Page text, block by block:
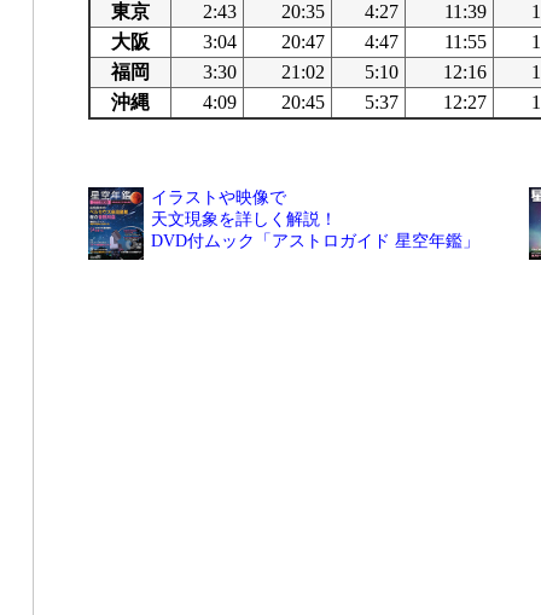
東京
2:43 20:35 4:27 11:39
大阪
3:04 20:47 4:47 11:55
福岡
3:30 21:02 5:10 12:16
沖縄
4:09 20:45 5:37 12:27
イラストや映像で
天文現象を詳しく解説！
DVD付ムック「アストロガイド 星空年鑑」